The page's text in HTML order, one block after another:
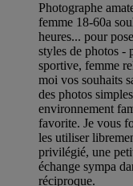
Photographe
femme 18-60a
heures... pour
styles de photos -
sportive, femme
moi vos souhaits
des photos
environnement
favorite. Je vous
les utiliser
privilégié, une
échange sympa
réciproque.